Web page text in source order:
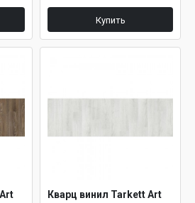
Купить
Кварц винил Tarkett Art